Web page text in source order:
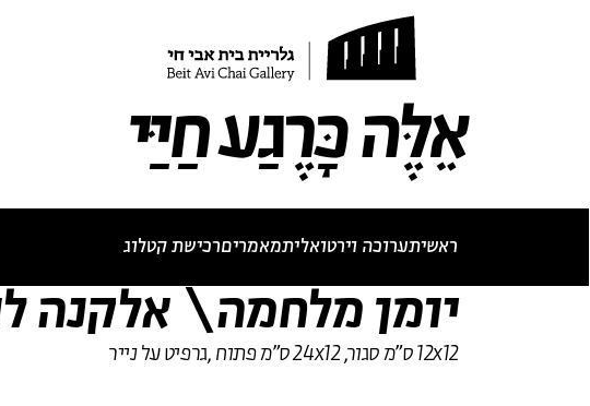
אֵלֶּה כָּרֶגַע חַיַּי
ראשיתערוכה וירטואליתמאמריםרכישת קטלוג
יומן מלחמה\ אלקנה
12x12 ס"מ סגור, 24x12 ס"מ פתוח ,גרפיט על נייר